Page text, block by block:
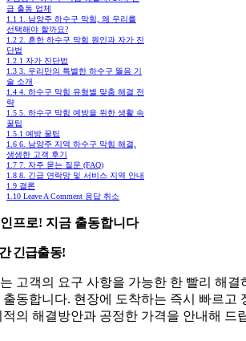
급 출동 업체
1.1 1. 남양주 하수구 막힘, 왜 우리를
선택해야 할까요?
1.2 2. 흔한 하수구 막힘 원인과 자가 진
단법
1.2.1 자가 진단법
1.3 3. 우리만의 특별한 하수구 뚫음 기
술 소개
1.4 4. 하수구 막힘 유형별 맞춤 해결 전
략
1.5 5. 하수구 막힘 예방을 위한 생활 속
꿀팁
1.5.1 예방 꿀팁
1.6 6. 남양주 지역 하수구 막힘 해결,
생생한 고객 후기
1.7 7. 자주 묻는 질문 (FAQ)
1.8 8. 긴급 연락망 및 서비스 지역 안내
1.9 결론
1.10 Leave A Comment 응답 취소
프로! 지금 출동합니다
긴급출동!
고객의 요구 사항을 가능한 한 빨리 해결
출동합니다. 현장에 도착하는 즉시 빠르고
적의 해결방안과 공정한 가격을 안내해 드